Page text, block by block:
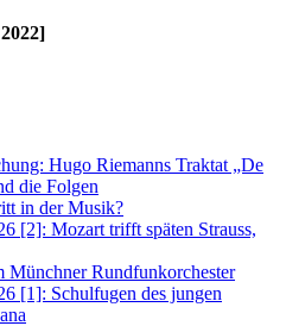
Hugo Riemanns Traktat „De
die Folgen
in der Musik?
[2]: Mozart trifft späten Strauss,
Münchner Rundfunkorchester
[1]: Schulfugen des jungen